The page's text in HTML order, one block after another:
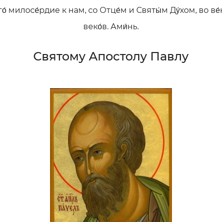
милосе́рдие к нам, со Отце́м и Святы́м Ду́хом, во
веко́в. Ами́нь.
Святому Апостолу Павлу